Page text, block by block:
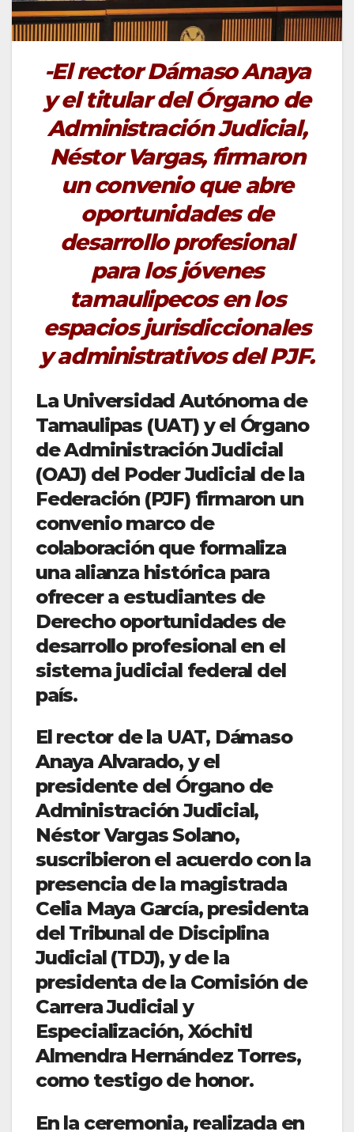
-El rector Dámaso Anaya
y el titular del Órgano de
Administración Judicial,
Néstor Vargas, firmaron
un convenio que abre
oportunidades de
desarrollo profesional
para los jóvenes
tamaulipecos en los
espacios jurisdiccionales
y administrativos del PJF.
La Universidad Autónoma de
Tamaulipas (UAT) y el Órgano
de Administración Judicial
(OAJ) del Poder Judicial de la
Federación (PJF) firmaron un
convenio marco de
colaboración que formaliza
una alianza histórica para
ofrecer a estudiantes de
Derecho oportunidades de
desarrollo profesional en el
sistema judicial federal del
país.
El rector de la UAT, Dámaso
Anaya Alvarado, y el
presidente del Órgano de
Administración Judicial,
Néstor Vargas Solano,
suscribieron el acuerdo con la
presencia de la magistrada
Celia Maya García, presidenta
del Tribunal de Disciplina
Judicial (TDJ), y de la
presidenta de la Comisión de
Carrera Judicial y
Especialización, Xóchitl
Almendra Hernández Torres,
como testigo de honor.
En la ceremonia, realizada en